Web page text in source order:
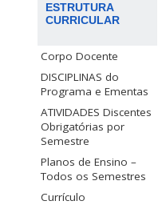
ESTRUTURA
CURRICULAR
Corpo Docente
DISCIPLINAS do
Programa e Ementas
ATIVIDADES Discentes
Obrigatórias por
Semestre
Planos de Ensino –
Todos os Semestres
Currículo